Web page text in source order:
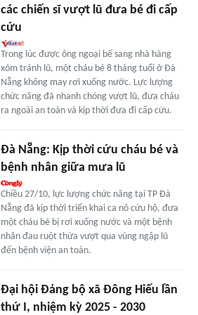
các chiến sĩ vượt lũ đưa bé đi cấp
cứu
Trong lúc được ông ngoại bế sang nhà hàng
xóm tránh lũ, một cháu bé 8 tháng tuổi ở Đà
Nẵng không may rơi xuống nước. Lực lượng
chức năng đã nhanh chóng vượt lũ, đưa cháu
ra ngoài an toàn và kịp thời đưa đi cấp cứu.
Đà Nẵng: Kịp thời cứu cháu bé và
bệnh nhân giữa mưa lũ
Chiều 27/10, lực lượng chức năng tại TP Đà
Nẵng đã kịp thời triển khai ca nô cứu hộ, đưa
một cháu bé bị rơi xuống nước và một bệnh
nhân đau ruột thừa vượt qua vùng ngập lũ
đến bệnh viện an toàn.
Đại hội Đảng bộ xã Đông Hiếu lần
thứ I, nhiệm kỳ 2025 - 2030